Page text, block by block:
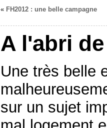
« FH2012 : une belle campagne
A l'abri
Une très belle
sur un sujet